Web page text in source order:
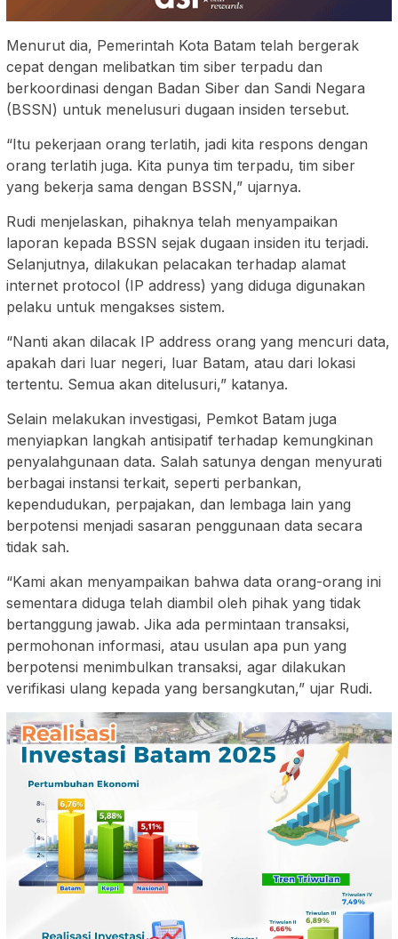
Menurut dia, Pemerintah Kota Batam telah bergerak
cepat dengan melibatkan tim siber terpadu dan
berkoordinasi dengan Badan Siber dan Sandi Negara
(BSSN) untuk menelusuri dugaan insiden tersebut.
“Itu pekerjaan orang terlatih, jadi kita respons dengan
orang terlatih juga. Kita punya tim terpadu, tim siber
yang bekerja sama dengan BSSN,” ujarnya.
Rudi menjelaskan, pihaknya telah menyampaikan
laporan kepada BSSN sejak dugaan insiden itu terjadi.
Selanjutnya, dilakukan pelacakan terhadap alamat
internet protocol (IP address) yang diduga digunakan
pelaku untuk mengakses sistem.
“Nanti akan dilacak IP address orang yang mencuri data,
apakah dari luar negeri, luar Batam, atau dari lokasi
tertentu. Semua akan ditelusuri,” katanya.
Selain melakukan investigasi, Pemkot Batam juga
menyiapkan langkah antisipatif terhadap kemungkinan
penyalahgunaan data. Salah satunya dengan menyurati
berbagai instansi terkait, seperti perbankan,
kependudukan, perpajakan, dan lembaga lain yang
berpotensi menjadi sasaran penggunaan data secara
tidak sah.
“Kami akan menyampaikan bahwa data orang-orang ini
sementara diduga telah diambil oleh pihak yang tidak
bertanggung jawab. Jika ada permintaan transaksi,
permohonan informasi, atau usulan apa pun yang
berpotensi menimbulkan transaksi, agar dilakukan
verifikasi ulang kepada yang bersangkutan,” ujar Rudi.